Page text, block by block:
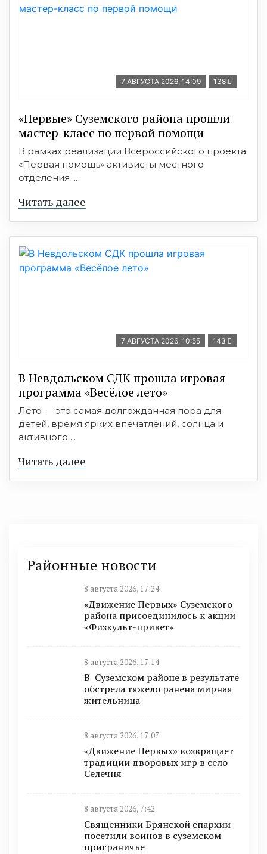
7 АВГУСТА 2026, 14:09 138
«Первые» Суземского района прошли
мастер-класс по первой помощи
В рамках реализации Всероссийского проекта
«Первая помощь» активисты местного
отделения ...
Читать далее
7 АВГУСТА 2026, 10:55 143
В Невдольском СДК прошла игровая
программа «Весёлое лето»
Лето — это самая долгожданная пора для
детей, время ярких впечатлений, солнца и
активного ...
Читать далее
Районные новости
8 августа 2026, 17:24
«Движение Первых» Суземского
района присоединилось к акции
«Физкульт-привет»
8 августа 2026, 17:14
В Суземском районе в результате
обстрела тяжело ранена мирная
жительница
8 августа 2026, 17:07
«Движение Первых» возвращает
традиции дворовых игр в село
Селечня
8 августа 2026, 7:42
Священники Брянской епархии
посетили воинов в суземском
приграничье